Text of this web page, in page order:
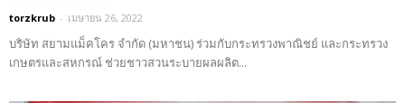
torzkrub - เมษายน 26, 2022
บริษัท สยามแม็คโคร จำกัด (มหาชน) ร่วมกับกระทรวงพาณิชย์ และกระทรวง
เกษตรและสหกรณ์ ช่วยชาวสวนระบายผลผลิต...